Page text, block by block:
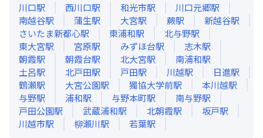
川口駅 西川口駅 和光市駅 川口元郷駅
南越谷駅 蒲生駅 大宮駅 蕨駅 新越谷駅
さいたま新都心駅 東浦和駅 北与野駅
東大宮駅 宮原駅 みずほ台駅 志木駅
朝霞駅 朝霞台駅 北大宮駅 南浦和駅
土呂駅 北戸田駅 戸田駅 川越駅 日進駅
鶴瀬駅 大宮公園駅 獨協大学前駅 本川越駅
与野駅 浦和駅 与野本町駅 南与野駅
戸田公園駅 武蔵浦和駅 北朝霞駅 坂戸駅
川越市駅 柳瀬川駅 若葉駅